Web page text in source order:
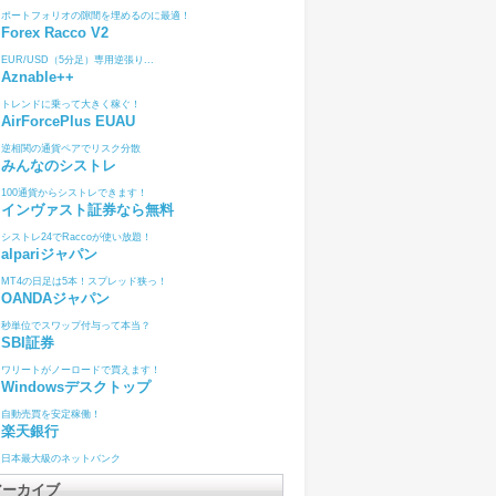
ポートフォリオの隙間を埋めるのに最適！
Forex Racco V2
EUR/USD（5分足）専用逆張り...
Aznable++
トレンドに乗って大きく稼ぐ！
AirForcePlus EUAU
逆相関の通貨ペアでリスク分散
みんなのシストレ
100通貨からシストレできます！
インヴァスト証券なら無料
シストレ24でRaccoが使い放題！
alpariジャパン
MT4の日足は5本！スプレッド狭っ！
OANDAジャパン
秒単位でスワップ付与って本当？
SBI証券
ワリートがノーロードで買えます！
Windowsデスクトップ
自動売買を安定稼働！
楽天銀行
日本最大級のネットバンク
カイブ